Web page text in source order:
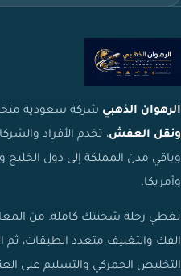
الرهوان الذهبي شركة سعودية
ونقل العفش، تخدم الأفراد
وباقي مدن المملكة إلى دول الخليج
وأمريكا.
نغطي رحلة شحنتك كاملة: من
الفك والتغليف متعدد الطبقات، ثم
التخليص الجمركي والتسليم على